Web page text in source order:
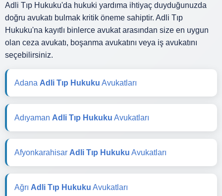
Adli Tıp Hukuku'da hukuki yardıma ihtiyaç duyduğunuzda
doğru avukatı bulmak kritik öneme sahiptir. Adli Tıp
Hukuku'na kayıtlı binlerce avukat arasından size en uygun
olan ceza avukatı, boşanma avukatını veya iş avukatını
seçebilirsiniz.
Adana Adli Tıp Hukuku Avukatları
Adıyaman Adli Tıp Hukuku Avukatları
Afyonkarahisar Adli Tıp Hukuku Avukatları
Ağrı Adli Tıp Hukuku Avukatları